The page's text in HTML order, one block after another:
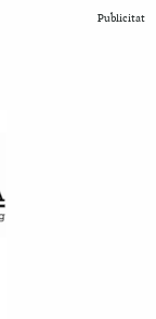
Publicitat